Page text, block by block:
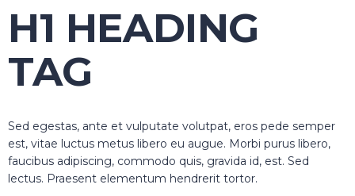
H1 HEADING
TAG
Sed egestas, ante et vulputate volutpat, eros pede semper
est, vitae luctus metus libero eu augue. Morbi purus libero,
faucibus adipiscing, commodo quis, gravida id, est. Sed
lectus. Praesent elementum hendrerit tortor.